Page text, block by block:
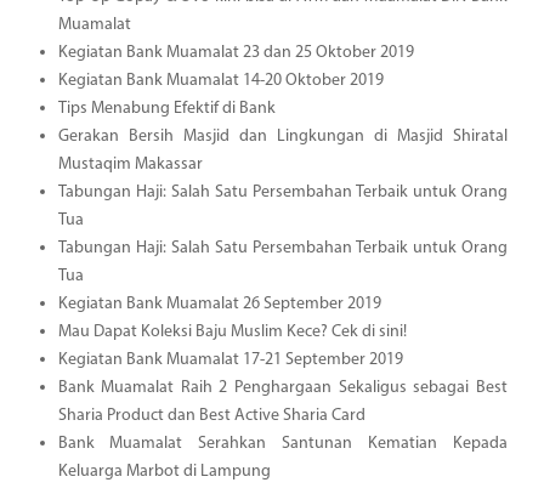
Muamalat
Kegiatan Bank Muamalat 23 dan 25 Oktober 2019
Kegiatan Bank Muamalat 14-20 Oktober 2019
Tips Menabung Efektif di Bank
Gerakan Bersih Masjid dan Lingkungan di Masjid Shiratal
Mustaqim Makassar
Tabungan Haji: Salah Satu Persembahan Terbaik untuk Orang
Tua
Tabungan Haji: Salah Satu Persembahan Terbaik untuk Orang
Tua
Kegiatan Bank Muamalat 26 September 2019
Mau Dapat Koleksi Baju Muslim Kece? Cek di sini!
Kegiatan Bank Muamalat 17-21 September 2019
Bank Muamalat Raih 2 Penghargaan Sekaligus sebagai Best
Sharia Product dan Best Active Sharia Card
Bank Muamalat Serahkan Santunan Kematian Kepada
Keluarga Marbot di Lampung